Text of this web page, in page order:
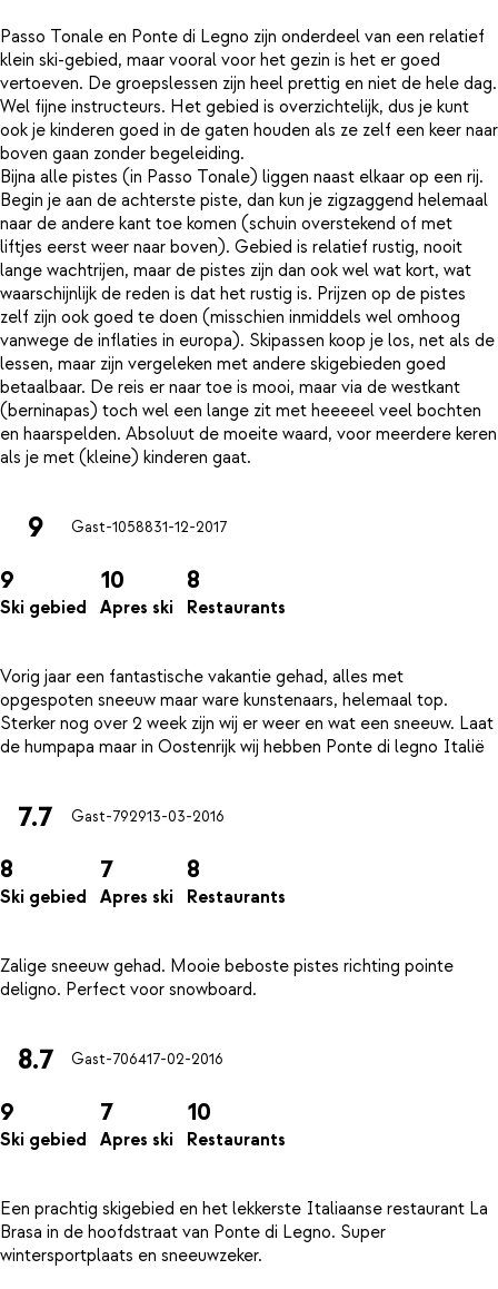
Passo Tonale en Ponte di Legno zijn onderdeel van een relatief
klein ski-gebied, maar vooral voor het gezin is het er goed
vertoeven. De groepslessen zijn heel prettig en niet de hele dag.
Wel fijne instructeurs. Het gebied is overzichtelijk, dus je kunt
ook je kinderen goed in de gaten houden als ze zelf een keer naar
boven gaan zonder begeleiding.
Bijna alle pistes (in Passo Tonale) liggen naast elkaar op een rij.
Begin je aan de achterste piste, dan kun je zigzaggend helemaal
naar de andere kant toe komen (schuin overstekend of met
liftjes eerst weer naar boven). Gebied is relatief rustig, nooit
lange wachtrijen, maar de pistes zijn dan ook wel wat kort, wat
waarschijnlijk de reden is dat het rustig is. Prijzen op de pistes
zelf zijn ook goed te doen (misschien inmiddels wel omhoog
vanwege de inflaties in europa). Skipassen koop je los, net als de
lessen, maar zijn vergeleken met andere skigebieden goed
betaalbaar. De reis er naar toe is mooi, maar via de westkant
(berninapas) toch wel een lange zit met heeeeel veel bochten
en haarspelden. Absoluut de moeite waard, voor meerdere keren
9 Gast-1058831-12-2017
9
Ski gebied
10
Apres ski
8
Restaurants
Vorig jaar een fantastische vakantie gehad, alles met
opgespoten sneeuw maar ware kunstenaars, helemaal top.
Sterker nog over 2 week zijn wij er weer en wat een sneeuw. Laat
7.7 Gast-792913-03-2016
8
Ski gebied
7
Apres ski
8
Restaurants
Zalige sneeuw gehad. Mooie beboste pistes richting pointe
8.7 Gast-706417-02-2016
9
Ski gebied
7
Apres ski
10
Restaurants
Een prachtig skigebied en het lekkerste Italiaanse restaurant La
Brasa in de hoofdstraat van Ponte di Legno. Super